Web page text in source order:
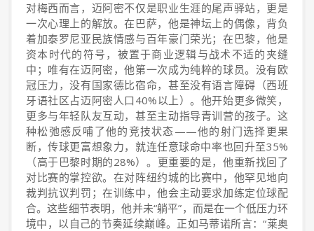
对梅西而言，迈阿密不仅是职业生涯的尾声驿站，更是
一次心理上的解放。在巴萨，他是神坛上的偶像，背负
着加泰罗尼亚民族情感与百年豪门荣光；在巴黎，他是
资本时代的符号，被置于商业逻辑与战术不适的夹缝
中；唯有在迈阿密，他第一次成为纯粹的球员。没有欧
冠压力，没有国家德比宿命，甚至没有语言障碍（西班
牙语社区占迈阿密人口40%以上）。他开始更多微笑，
更多与年轻队友互动，甚至主动指导青训营的孩子。这
种松弛感反哺了他的竞技状态——他的射门选择更果
断，传球更富想象力，就连任意球命中率也回升至35%
（高于巴黎时期的28%）。更重要的是，他重新找回了
对比赛的掌控欲。在对阵纽约城的比赛中，他罕见地向
裁判抗议判罚；在训练中，他会主动要求加练定位球配
合。这些细节表明，他并未“躺平”，而是在一个低压力环
境中，以自己的节奏延续巅峰。正如马蒂诺所言：“莱奥